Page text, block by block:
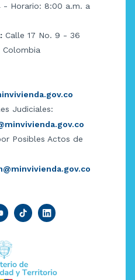
- Horario: 8:00 a.m. a
Calle 17 No. 9 - 36
Judiciales:
Posibles Actos de